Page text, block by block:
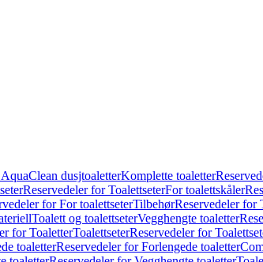
dusjtoaletterKomplette toaletter
Reservedeler for ToalettseterFor toalettskåler
for For toalettseterTilbehørReservedeler for
Toalett og toalettseterVegghengte toaletter
for ToaletterToalettseterReservedeler for
toaletterReservedeler for Forlengede toaletter